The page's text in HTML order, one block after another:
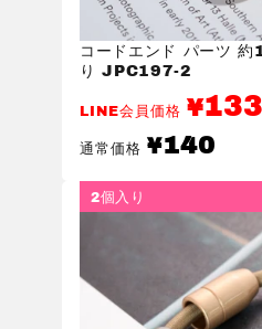
コードエンド パーツ
り JPC197-2
LINE会員価格 ¥133
通常価格
通
常
¥140
2個入り